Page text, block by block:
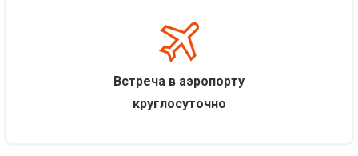
Встреча в аэропорту
круглосуточно